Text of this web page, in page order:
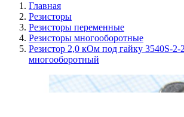
Главная
Резисторы
Резисторы переменные
Резисторы многооборотные
Резистор 2,0 кОм под гайку 3540S-2-
многооборотный